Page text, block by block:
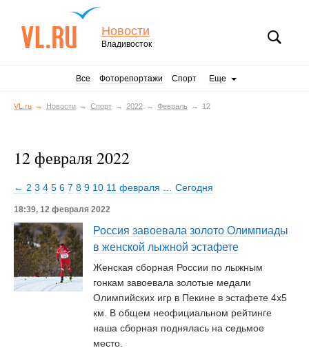
Новости
Владивосток
Все Фоторепортажи Спорт Еще
VL.ru Новости Спорт 2022 Февраль 12
12 февраля 2022
← 2 3 4 5 6 7 8 9 10 11 февраля Сегодня
18:39, 12 февраля 2022
Россия завоевала золото Олимпиады
в женской лыжной эстафете
Женская сборная России по лыжным
гонкам завоевала золотые медали
Олимпийских игр в Пекине в эстафете 4x5
км. В общем неофициальном рейтинге
наша сборная поднялась на седьмое
место.